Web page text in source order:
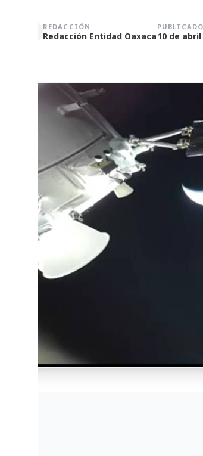
REDACCIÓN
Redacción Entidad Oaxaca
PUBLICADO
10 de abril